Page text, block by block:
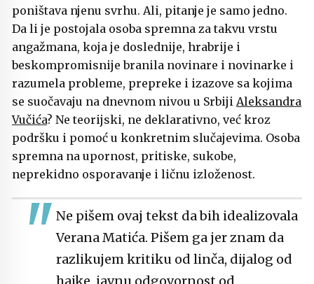
poništava njenu svrhu. Ali, pitanje je samo jedno.
Da li je postojala osoba spremna za takvu vrstu
angažmana, koja je doslednije, hrabrije i
beskompromisnije branila novinare i novinarke i
razumela probleme, prepreke i izazove sa kojima
se suočavaju na dnevnom nivou u Srbiji Aleksandra
Vučića? Ne teorijski, ne deklarativno, već kroz
podršku i pomoć u konkretnim slučajevima. Osoba
spremna na upornost, pritiske, sukobe,
neprekidno osporavanje i ličnu izloženost.
Ne pišem ovaj tekst da bih idealizovala
Verana Matića. Pišem ga jer znam da
razlikujem kritiku od linča, dijalog od